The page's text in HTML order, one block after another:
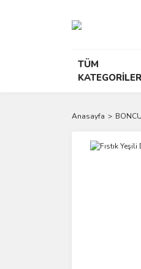
TÜM
KATEGORİLER
Anasayfa